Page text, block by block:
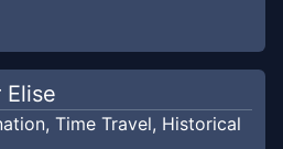
Jan 17, 2021
Elise
, Time Travel, Historical